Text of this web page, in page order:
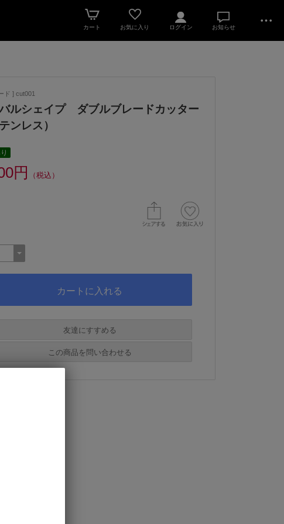
カート お気に入り ログイン お知らせ
ド ] cut001
ルシェイプ ダブルブレードカッター
ンレス）
円 （税込）
友達にすすめる
必須
この商品を問い合わせる